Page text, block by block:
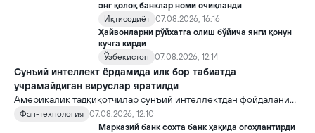
Кремлда ворислик жангига олиб келиши мумкин.
энг қолоқ банклар номи очиқланди
Иқтисодиёт 07.08.2026, 16:16
Ҳайвонларни рўйхатга олиш бўйича янги қонун
кучга кирди
Ўзбекистон
07.08.2026, 12:14
Сунъий интеллект ёрдамида илк бор табиатда
учрамайдиган вируслар яратилди
Америкалик тадқиқотчилар сунъий интеллектдан фойдаланиб
16 та вирус яратди. Бу кашфиёт янги ютуқларга умид уйғотиш
билан бирга, ундан нотўғри мақсадда фойдаланиш борасидаги
Фан-технология 07.08.2026, 12:10
Марказий банк сохта банк ҳақида огоҳлантирди